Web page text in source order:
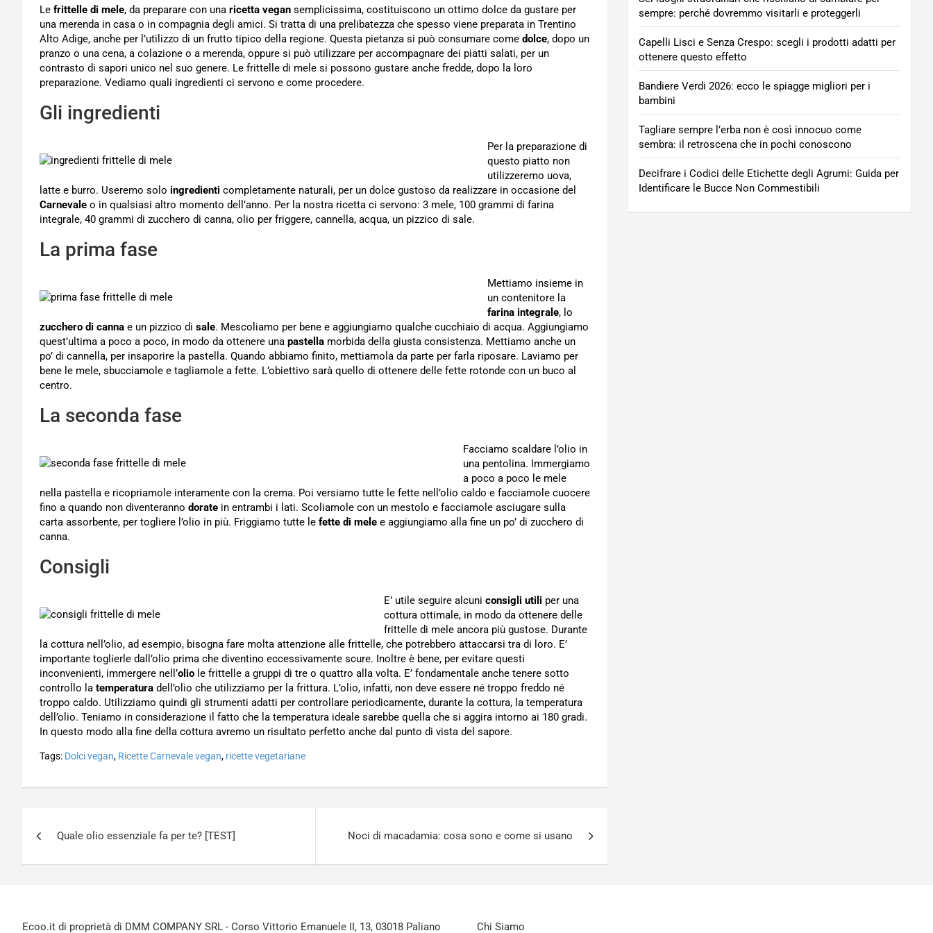
Le frittelle di mele, da preparare con una ricetta vegan semplicissima, costituiscono un ottimo dolce da gustare per
una merenda in casa o in compagnia degli amici. Si tratta di una prelibatezza che spesso viene preparata in Trentino
Alto Adige, anche per l’utilizzo di un frutto tipico della regione. Questa pietanza si può consumare come dolce, dopo un
pranzo o una cena, a colazione o a merenda, oppure si può utilizzare per accompagnare dei piatti salati, per un
contrasto di sapori unico nel suo genere. Le frittelle di mele si possono gustare anche fredde, dopo la loro
preparazione. Vediamo quali ingredienti ci servono e come procedere.
Gli ingredienti
Per la preparazione di
questo piatto non
utilizzeremo uova,
latte e burro. Useremo solo ingredienti completamente naturali, per un dolce gustoso da realizzare in occasione del
Carnevale o in qualsiasi altro momento dell’anno. Per la nostra ricetta ci servono: 3 mele, 100 grammi di farina
integrale, 40 grammi di zucchero di canna, olio per friggere, cannella, acqua, un pizzico di sale.
La prima fase
Mettiamo insieme in
un contenitore la
farina integrale, lo
zucchero di canna e un pizzico di sale. Mescoliamo per bene e aggiungiamo qualche cucchiaio di acqua. Aggiungiamo
quest’ultima a poco a poco, in modo da ottenere una pastella morbida della giusta consistenza. Mettiamo anche un
po’ di cannella, per insaporire la pastella. Quando abbiamo finito, mettiamola da parte per farla riposare. Laviamo per
bene le mele, sbucciamole e tagliamole a fette. L’obiettivo sarà quello di ottenere delle fette rotonde con un buco al
centro.
La seconda fase
Facciamo scaldare l’olio in
una pentolina. Immergiamo
a poco a poco le mele
nella pastella e ricopriamole interamente con la crema. Poi versiamo tutte le fette nell’olio caldo e facciamole cuocere
fino a quando non diventeranno dorate in entrambi i lati. Scoliamole con un mestolo e facciamole asciugare sulla
carta assorbente, per togliere l’olio in più. Friggiamo tutte le fette di mele e aggiungiamo alla fine un po’ di zucchero di
canna.
Consigli
E’ utile seguire alcuni consigli utili per una
cottura ottimale, in modo da ottenere delle
frittelle di mele ancora più gustose. Durante
la cottura nell’olio, ad esempio, bisogna fare molta attenzione alle frittelle, che potrebbero attaccarsi tra di loro. E’
importante toglierle dall’olio prima che diventino eccessivamente scure. Inoltre è bene, per evitare questi
inconvenienti, immergere nell’olio le frittelle a gruppi di tre o quattro alla volta. E’ fondamentale anche tenere sotto
controllo la temperatura dell’olio che utilizziamo per la frittura. L’olio, infatti, non deve essere né troppo freddo né
troppo caldo. Utilizziamo quindi gli strumenti adatti per controllare periodicamente, durante la cottura, la temperatura
dell’olio. Teniamo in considerazione il fatto che la temperatura ideale sarebbe quella che si aggira intorno ai 180 gradi.
In questo modo alla fine della cottura avremo un risultato perfetto anche dal punto di vista del sapore.
Tags: Dolci vegan, Ricette Carnevale vegan, ricette vegetariane
articoli
Quale olio essenziale fa per te? [TEST] Noci di macadamia: cosa sono e come si usano
sempre: perché dovremmo visitarli e proteggerli
Capelli Lisci e Senza Crespo: scegli i prodotti adatti per
ottenere questo effetto
Bandiere Verdi 2026: ecco le spiagge migliori per i
bambini
Tagliare sempre l’erba non è così innocuo come
sembra: il retroscena che in pochi conoscono
Decifrare i Codici delle Etichette degli Agrumi: Guida per
Identificare le Bucce Non Commestibili
Ecoo.it di proprietà di DMM COMPANY SRL - Corso Vittorio Emanuele II, 13, 03018 Paliano Chi Siamo